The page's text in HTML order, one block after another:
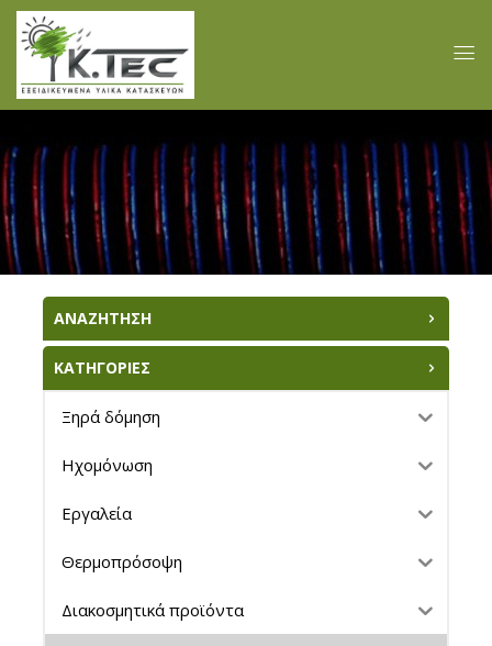
ΑΝΑΖΗΤΗΣΗ
ΚΑΤΗΓΟΡΙΕΣ
Ξηρά δόμηση
Ηχομόνωση
Εργαλεία
Θερμοπρόσοψη
Διακοσμητικά προϊόντα